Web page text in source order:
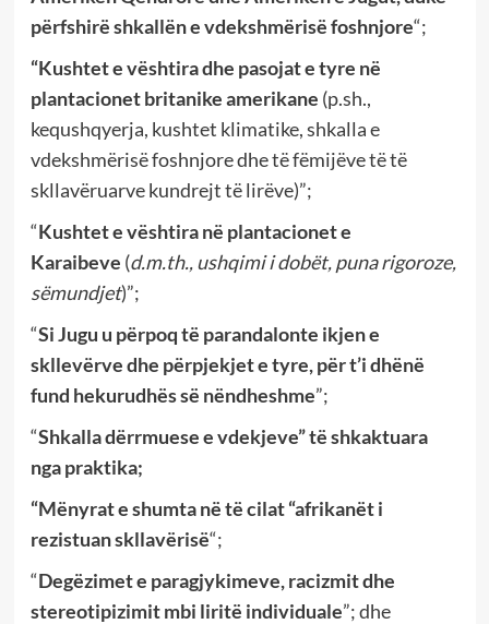
përfshirë shkallën e vdekshmërisë foshnjore“;
“Kushtet e vështira dhe pasojat e tyre në
plantacionet britanike amerikane (p.sh.,
kequshqyerja, kushtet klimatike, shkalla e
vdekshmërisë foshnjore dhe të fëmijëve të të
skllavëruarve kundrejt të lirëve)”;
“Kushtet e vështira në plantacionet e
Karaibeve (d.m.th., ushqimi i dobët, puna rigoroze,
sëmundjet)”;
“Si Jugu u përpoq të parandalonte ikjen e
skllevërve dhe përpjekjet e tyre, për t’i dhënë
fund hekurudhës së nëndheshme”;
“Shkalla dërrmuese e vdekjeve” të shkaktuara
nga praktika;
“Mënyrat e shumta në të cilat “afrikanët i
rezistuan skllavërisë“;
“Degëzimet e paragjykimeve, racizmit dhe
stereotipizimit mbi liritë individuale”; dhe